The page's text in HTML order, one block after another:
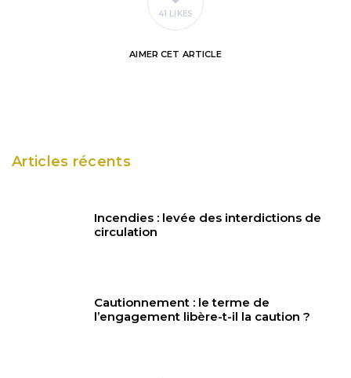
41 LIKES
AIMER CET ARTICLE
Articles récents
Incendies : levée des interdictions de
circulation
Cautionnement : le terme de
l’engagement libère-t-il la caution ?